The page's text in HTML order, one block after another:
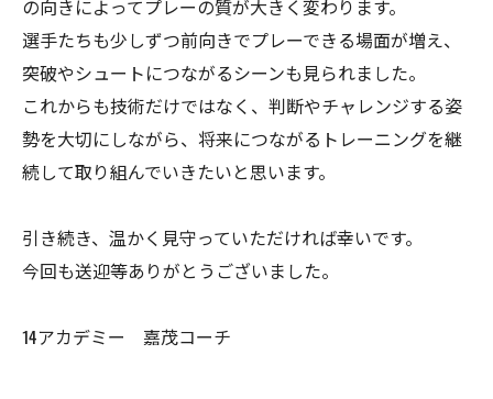
の向きによってプレーの質が大きく変わります。
選手たちも少しずつ前向きでプレーできる場面が増え、
突破やシュートにつながるシーンも見られました。
これからも技術だけではなく、判断やチャレンジする姿
勢を大切にしながら、将来につながるトレーニングを継
続して取り組んでいきたいと思います。
引き続き、温かく見守っていただければ幸いです。
今回も送迎等ありがとうございました。
14アカデミー 嘉茂コーチ